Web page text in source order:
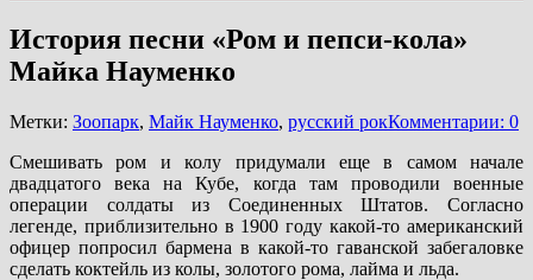
История песни «Ром и пепси-кола»
Майка Науменко
Метки: Зоопарк, Майк Науменко, русский рокКомментарии: 0
Смешивать ром и колу придумали еще в самом начале
двадцатого века на Кубе, когда там проводили военные
операции солдаты из Соединенных Штатов. Согласно
легенде, приблизительно в 1900 году какой-то американский
офицер попросил бармена в какой-то гаванской забегаловке
сделать коктейль из колы, золотого рома, лайма и льда.